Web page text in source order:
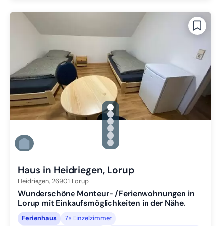
gallery.slide_selector
Zu Slide 1 wechseln
Zu Slide 2 wechseln
Zu Slide 3 wechseln
Zu Slide 4 wechseln
Zu Slide 5 wechseln
Zu Slide 6 wechseln
Haus in Heidriegen, Lorup
Heidriegen, 26901 Lorup
Wunderschöne Monteur- /Ferienwohnungen in
Lorup mit Einkaufsmöglichkeiten in der Nähe.
Ferienhaus 7× Einzelzimmer